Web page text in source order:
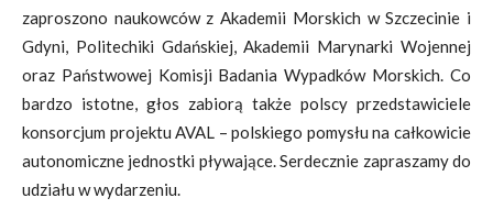
zaproszono naukowców z Akademii Morskich w Szczecinie i
Gdyni, Politechiki Gdańskiej, Akademii Marynarki Wojennej
oraz Państwowej Komisji Badania Wypadków Morskich. Co
bardzo istotne, głos zabiorą także polscy przedstawiciele
konsorcjum projektu AVAL – polskiego pomysłu na całkowicie
autonomiczne jednostki pływające. Serdecznie zapraszamy do
udziału w wydarzeniu.